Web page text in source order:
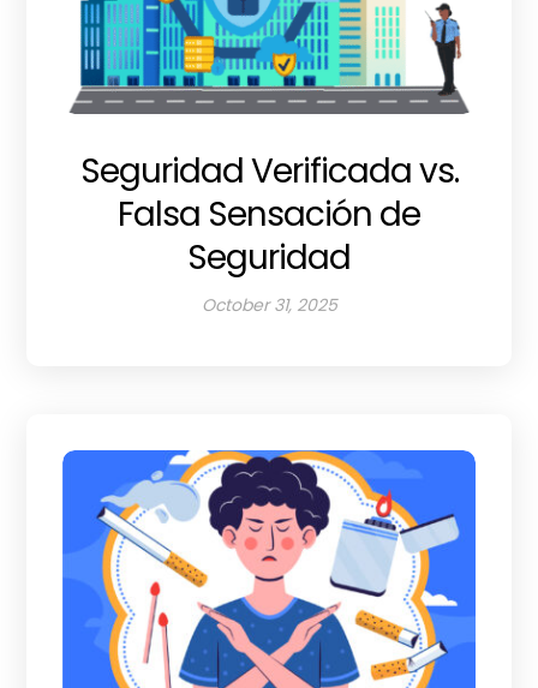
Seguridad Verificada vs.
Falsa Sensación de
Seguridad
October 31, 2025